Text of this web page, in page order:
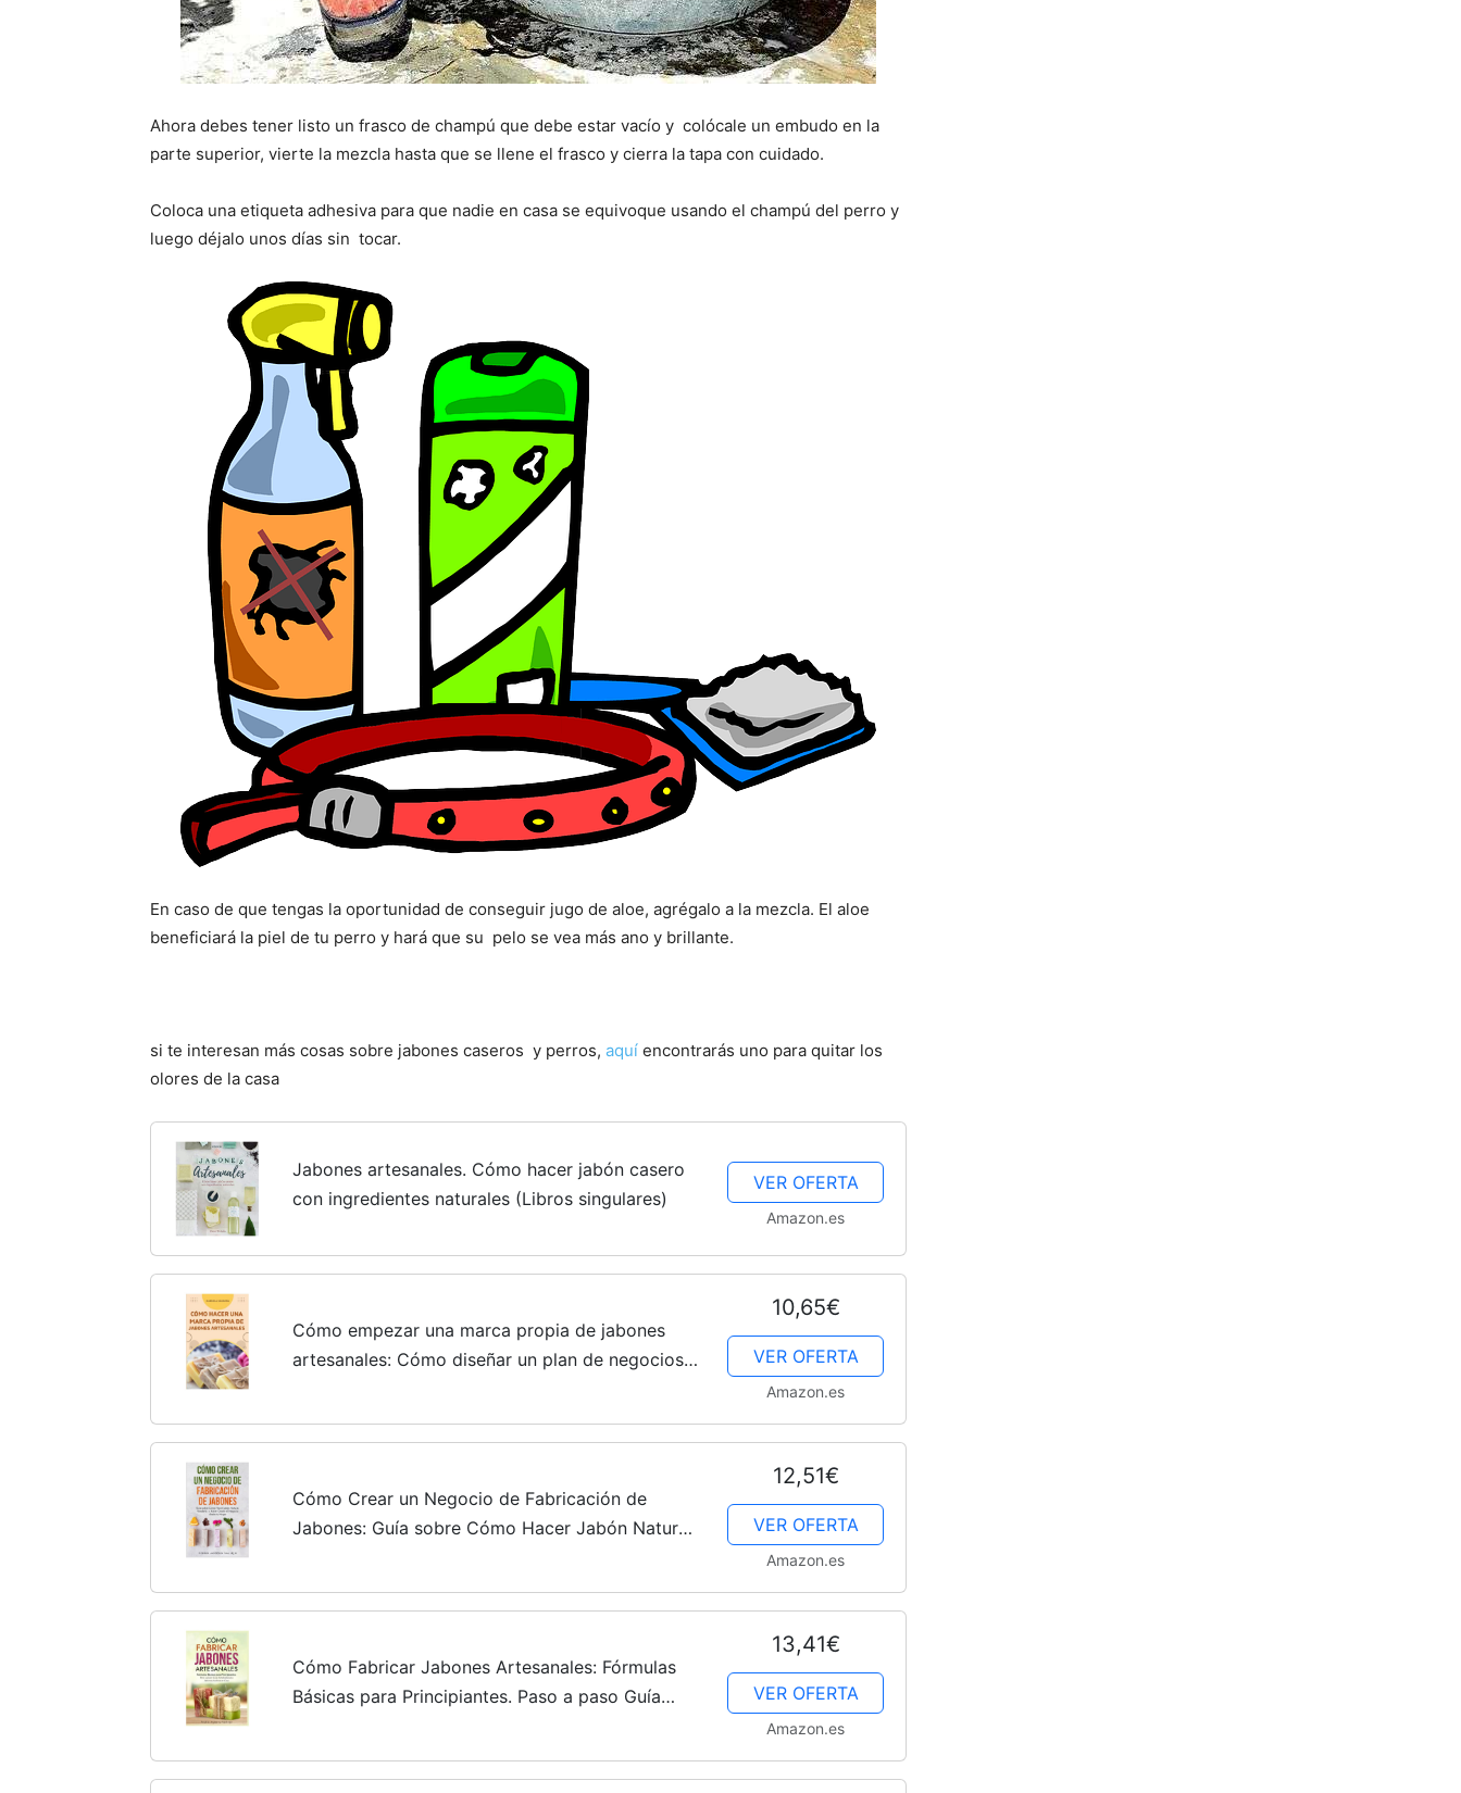
Ahora debes tener listo un frasco de champú que debe estar vacío y colócale un embudo en la
parte superior, vierte la mezcla hasta que se llene el frasco y cierra la tapa con cuidado.
Coloca una etiqueta adhesiva para que nadie en casa se equivoque usando el champú del perro y
luego déjalo unos días sin tocar.
En caso de que tengas la oportunidad de conseguir jugo de aloe, agrégalo a la mezcla. El aloe
beneficiará la piel de tu perro y hará que su pelo se vea más ano y brillante.
si te interesan más cosas sobre jabones caseros y perros, aquí encontrarás uno para quitar los
olores de la casa
Jabones artesanales. Cómo hacer jabón casero
con ingredientes naturales (Libros singulares)
VER OFERTA
Amazon.es
Cómo empezar una marca propia de jabones
artesanales: Cómo diseñar un plan de negocios y
10,65€
VER OFERTA
Amazon.es
Cómo Crear un Negocio de Fabricación de
Jabones: Guía sobre Cómo Hacer Jabón Natural,
12,51€
VER OFERTA
Amazon.es
Cómo Fabricar Jabones Artesanales: Fórmulas
Básicas para Principiantes. Paso a paso Guía
13,41€
VER OFERTA
Amazon.es